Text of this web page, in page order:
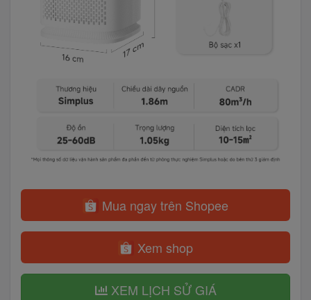
Mua ngay trên Shopee
Xem shop
XEM LỊCH SỬ GIÁ